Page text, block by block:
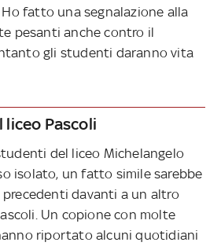
fatto una segnalazione alla
pesanti anche contro il
gli studenti daranno vita
liceo Pascoli
del liceo Michelangelo
isolato, un fatto simile sarebbe
davanti a un altro
Un copione con molte
riportato alcuni quotidiani